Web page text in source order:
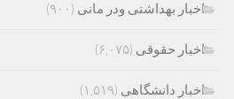
اخبار بهداشتی ودر مانی (۹۰۰)
اخبار حقوقی (۶,۰۷۵)
اخبار دانشگاهی (۱,۵۱۹)